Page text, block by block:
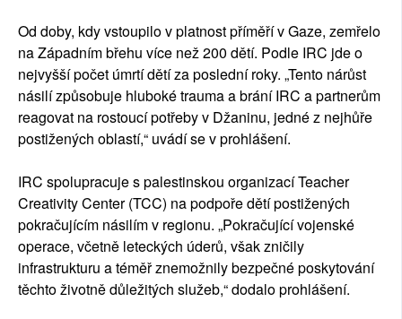
Od doby, kdy vstoupilo v platnost příměří v Gaze, zemřelo
na Západním břehu více než 200 dětí. Podle IRC jde o
nejvyšší počet úmrtí dětí za poslední roky. „Tento nárůst
násilí způsobuje hluboké trauma a brání IRC a partnerům
reagovat na rostoucí potřeby v Džaninu, jedné z nejhůře
postižených oblastí,“ uvádí se v prohlášení.
IRC spolupracuje s palestinskou organizací Teacher
Creativity Center (TCC) na podpoře dětí postižených
pokračujícím násilím v regionu. „Pokračující vojenské
operace, včetně leteckých úderů, však zničily
infrastrukturu a téměř znemožnily bezpečné poskytování
těchto životně důležitých služeb,“ dodalo prohlášení.